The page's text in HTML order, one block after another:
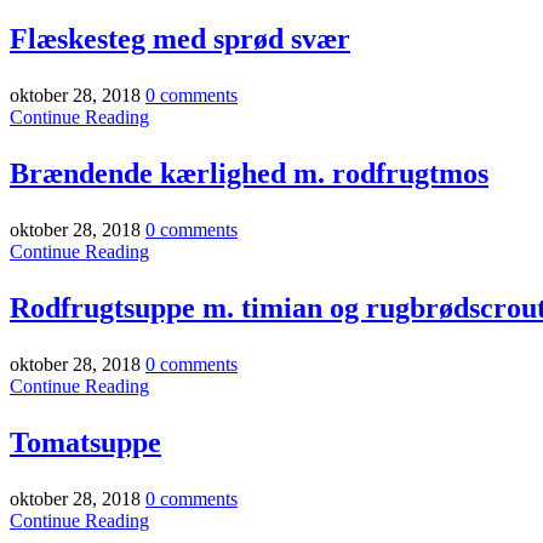
Flæskesteg med sprød svær
oktober 28, 2018 0 comments
Continue Reading
Brændende kærlighed m. rodfrugtmos
oktober 28, 2018 0 comments
Continue Reading
Rodfrugtsuppe m. timian og
oktober 28, 2018 0 comments
Continue Reading
Tomatsuppe
oktober 28, 2018 0 comments
Continue Reading